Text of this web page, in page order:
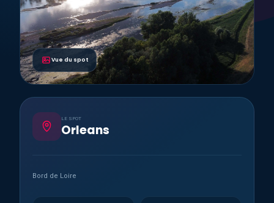
Vue du spot
LE SPOT
Orleans
Bord de Loire